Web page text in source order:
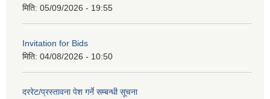
मिति: 05/09/2026 - 19:55
Invitation for Bids
मिति: 04/08/2026 - 10:50
दररेट/प्रस्तावना पेश गर्ने सम्बन्धी सूचना